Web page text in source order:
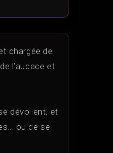
chargée de
l’audace et
dévoilent, et
ou de se